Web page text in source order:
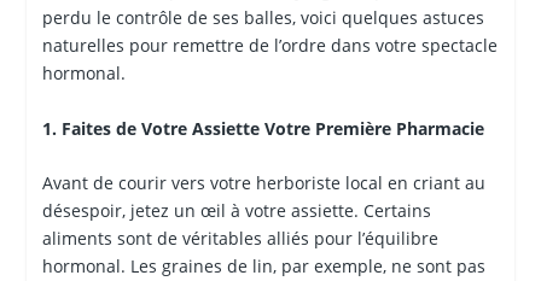
perdu le contrôle de ses balles, voici quelques astuces
naturelles pour remettre de l’ordre dans votre spectacle
hormonal.
1. Faites de Votre Assiette Votre Première Pharmacie
Avant de courir vers votre herboriste local en criant au
désespoir, jetez un œil à votre assiette. Certains
aliments sont de véritables alliés pour l’équilibre
hormonal. Les graines de lin, par exemple, ne sont pas